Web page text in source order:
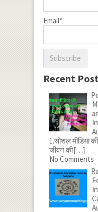
Email*
Recent
1.सोशल मीडिया
जीवन की[…]
No Comments